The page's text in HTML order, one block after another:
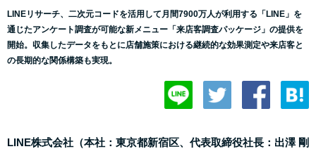
LINEリサーチ、二次元コードを活用して月間7900万人が利用する「LINE」を
通じたアンケート調査が可能な新メニュー「来店客調査パッケージ」の提供を
開始。収集したデータをもとに店舗施策における継続的な効果測定や来店客と
の長期的な関係構築も実現。
LINE株式会社（本社：東京都新宿区、代表取締役社長：出澤 剛